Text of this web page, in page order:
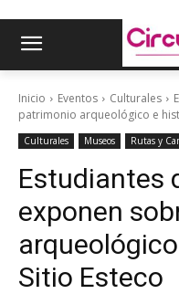
Inicio Eventos Culturales
patrimonio arqueológico e
Culturales Museos Rutas y
Estudiantes
exponen
Sitio Esteco